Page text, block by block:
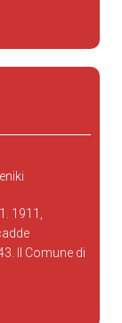
1911,
Il Comune di